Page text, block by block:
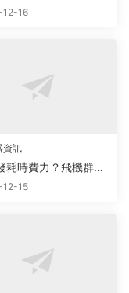
現航空軟件自動化測
12-16
資訊
耗時費力？飛機群發
借力AI大模型實現批
12-15